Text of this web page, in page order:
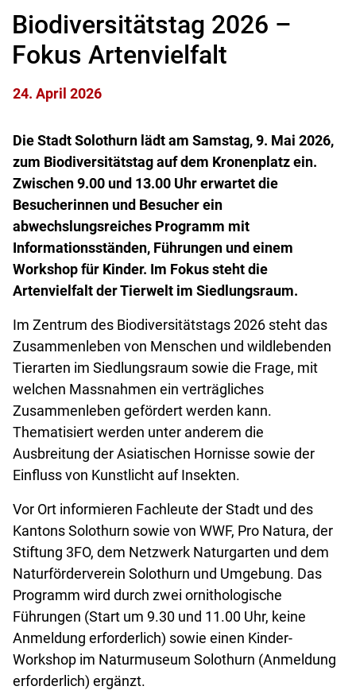
Biodiversitätstag 2026 –
Fokus Artenvielfalt
24. April 2026
Die Stadt Solothurn lädt am Samstag, 9. Mai 2026,
zum Biodiversitätstag auf dem Kronenplatz ein.
Zwischen 9.00 und 13.00 Uhr erwartet die
Besucherinnen und Besucher ein
abwechslungsreiches Programm mit
Informationsständen, Führungen und einem
Workshop für Kinder. Im Fokus steht die
Artenvielfalt der Tierwelt im Siedlungsraum.
Im Zentrum des Biodiversitätstags 2026 steht das
Zusammenleben von Menschen und wildlebenden
Tierarten im Siedlungsraum sowie die Frage, mit
welchen Massnahmen ein verträgliches
Zusammenleben gefördert werden kann.
Thematisiert werden unter anderem die
Ausbreitung der Asiatischen Hornisse sowie der
Einfluss von Kunstlicht auf Insekten.
Vor Ort informieren Fachleute der Stadt und des
Kantons Solothurn sowie von WWF, Pro Natura, der
Stiftung 3FO, dem Netzwerk Naturgarten und dem
Naturförderverein Solothurn und Umgebung. Das
Programm wird durch zwei ornithologische
Führungen (Start um 9.30 und 11.00 Uhr, keine
Anmeldung erforderlich) sowie einen Kinder-
Workshop im Naturmuseum Solothurn (Anmeldung
erforderlich) ergänzt.